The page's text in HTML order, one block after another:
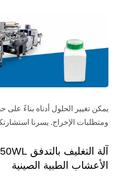
يمكن تغيير الحلول أدناه بناءً على
ومتطلبات الإخراج. يسرنا
الأعشاب الطبية الصينية